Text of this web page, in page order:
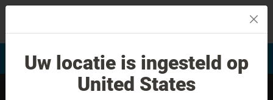
Αξιολόγηση χαμόγελου Εύρεση Ιατρού Invisalign
Uw locatie is ingesteld op
United States